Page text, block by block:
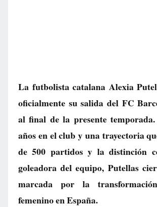
La futbolista catalana Alexia
oficialmente su salida del FC
al final de la presente
años en el club y una trayectoria
de 500 partidos y la distinción
goleadora del equipo, Putellas
marcada por la
femenino en España.